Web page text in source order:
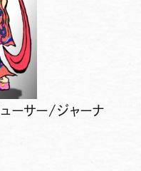
ーサー/ジャーナ